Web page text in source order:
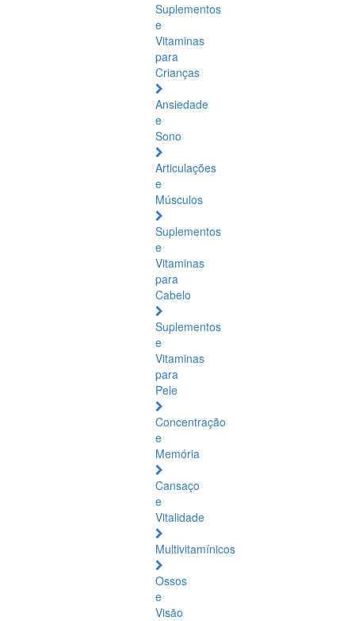
Suplementos
e
Vitaminas
para
Crianças
Ansiedade
e
Sono
Articulações
e
Músculos
Suplementos
e
Vitaminas
para
Cabelo
Suplementos
e
Vitaminas
para
Pele
Concentração
e
Memória
Cansaço
e
Vitalidade
Multivitamínicos
Ossos
e
Visão